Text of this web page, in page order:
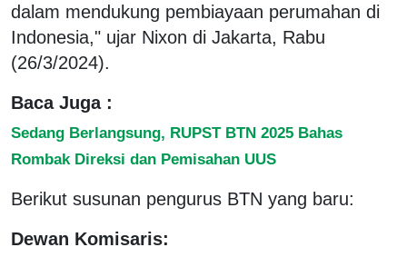
dalam mendukung pembiayaan perumahan di
Indonesia," ujar Nixon di Jakarta, Rabu
(26/3/2024).
Baca Juga :
Sedang Berlangsung, RUPST BTN 2025 Bahas
Rombak Direksi dan Pemisahan UUS
Berikut susunan pengurus BTN yang baru:
Dewan Komisaris: